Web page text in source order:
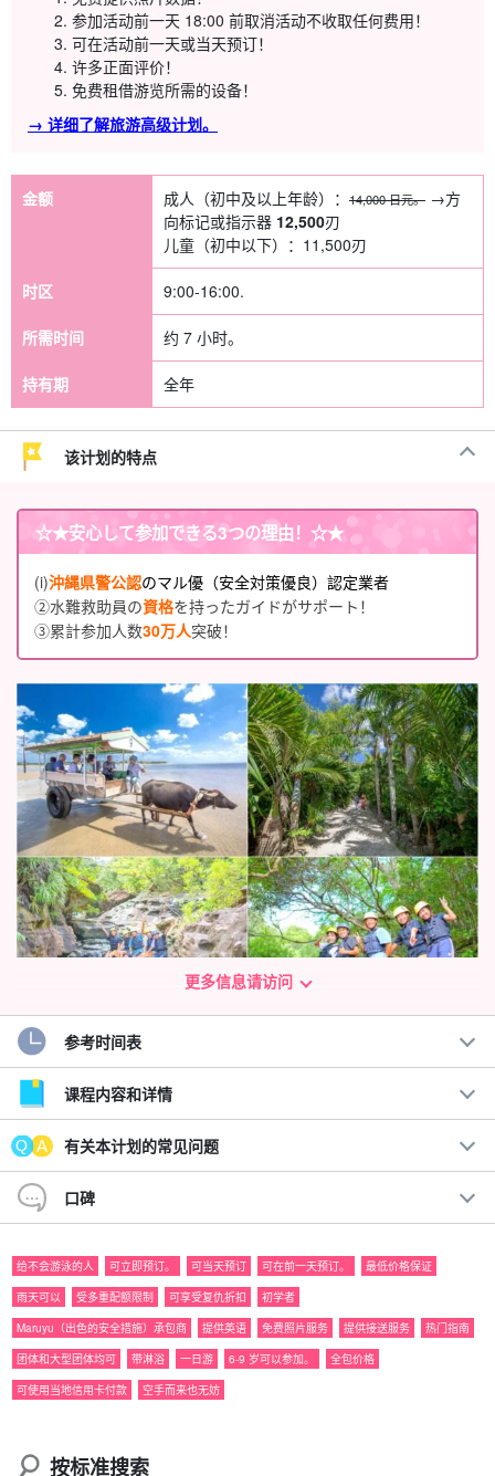
参加活动前一天 18:00 前取消活动不收取任何费用！
可在活动前一天或当天预订！
许多正面评价！
免费租借游览所需的设备！
→ 详细了解旅游高级计划。
金额 成人（初中及以上年龄）： 14,000 日元。 →方
向标记或指示器 12,500刃
儿童（初中以下）： 11,500刃
时区 9:00-16:00.
所需时间 约 7 小时。
持有期 全年
该计划的特点
☆★安心して参加できる3つの理由！☆★
(i)沖縄県警公認のマル優（安全対策優良）認定業者
②水難救助員の資格を持ったガイドがサポート！
③累計参加人数30万人突破！
乘坐水牛车游览 "由布岛 "并进行峡谷漂流。
该计划包括溪降（漂流）和游览由布岛。在溪降活动中，您将只身
沿河而下。安全措施是穿戴救生衣和头盔！
游览由布岛时，您将乘坐水牛车前往由布岛。您将有大约一个小时
更多信息请访问
参考时间表
课程内容和详情
有关本计划的常见问题
口碑
给不会游泳的人 可立即预订。 可当天预订 可在前一天预订。
最低价格保证
雨天可以
受多重配额限制 可享受复仇折扣
初学者
Maruyu（出色的安全措施）承包商
提供英语 免费照片服务 提供接送服务
热门指南
团体和大型团体均可
带淋浴 一日游 6-9 岁可以参加。
全包价格
可使用当地信用卡付款
空手而来也无妨
按标准搜索